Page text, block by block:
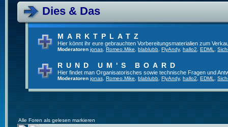
Dies & Das
MARKTPLATZ
Hier könnt ihr eure gebrauchten Vorbereitungsmaterialien zum
Moderatoren jonas Romeo.Mike blablubb FlyAndy, hallo2 EDML
RUND UM'S BOARD
Hier findet man Organisatorisches sowie technische Fragen und
Moderatoren jonas Romeo.Mike blablubb FlyAndy, hallo2 EDML
Alle Foren als gelesen markieren